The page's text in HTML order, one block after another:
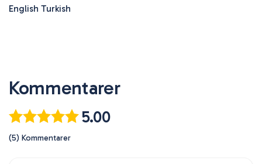
English Turkish
Kommentarer
5.00
(5) Kommentarer